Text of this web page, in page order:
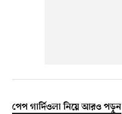
পেপ গার্দিওলা নিয়ে আরও পড়ুন